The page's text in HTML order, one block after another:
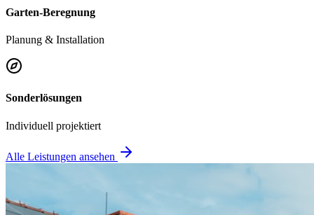
Garten-Beregnung
Planung & Installation
Sonderlösungen
Individuell projektiert
Alle Leistungen ansehen